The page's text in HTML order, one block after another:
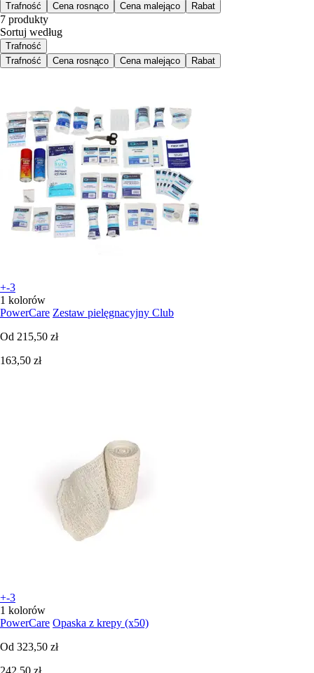
Trafność
Cena rosnąco Cena malejąco Rabat
7 produkty
Sortuj według
Trafność
Trafność
Cena rosnąco Cena malejąco Rabat
+-3
1 kolorów
PowerCare Zestaw pielęgnacyjny Club
Od 215,50 zł
163,50 zł
+-3
1 kolorów
PowerCare Opaska z krepy (x50)
Od 323,50 zł